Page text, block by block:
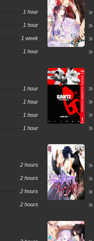
1 hour
1 hour
1 week
1 hour
1 hour
1 hour
1 hour
1 hour
2 hours
2 hours
2 hours
2 hours